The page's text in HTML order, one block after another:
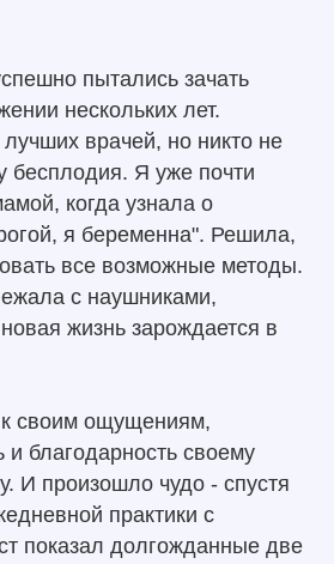
пытались зачать
нескольких лет.
врачей, но никто не
бесплодия. Я уже почти
когда узнала о
я беременна". Решила,
все возможные методы.
с наушниками,
жизнь зарождается в
своим ощущениям,
благодарность своему
И произошло чудо - спустя
практики с
показал долгожданные две